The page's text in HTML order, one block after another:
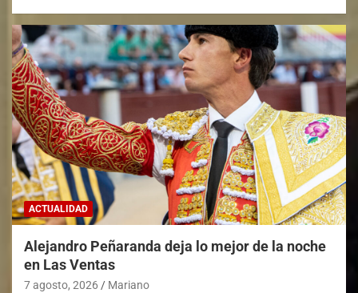
ACTUALIDAD
Alejandro Peñaranda deja lo mejor de la noche
en Las Ventas
7 agosto, 2026 Mariano